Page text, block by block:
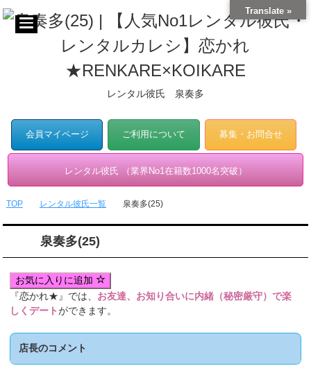
レンタル彼氏 泉奏多
会員マイページ ご利用について 募集・お問合せ
レンタル彼氏 （業界No1在籍数1000名突破）
TOP レンタル彼氏一覧 泉奏多(25)
泉奏多(25)
お気に入りに追加
『恋かれ★』では、 お友達、お知り合いに内緒（秘密厳守）で楽
しくデートができます。
店長のコメント
Translate »